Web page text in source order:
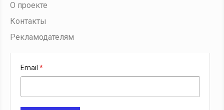
О проекте
Контакты
Рекламодателям
Email